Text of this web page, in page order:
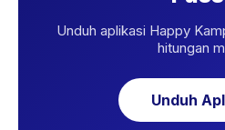
Unduh aplikasi Happy
hitungan
Unduh